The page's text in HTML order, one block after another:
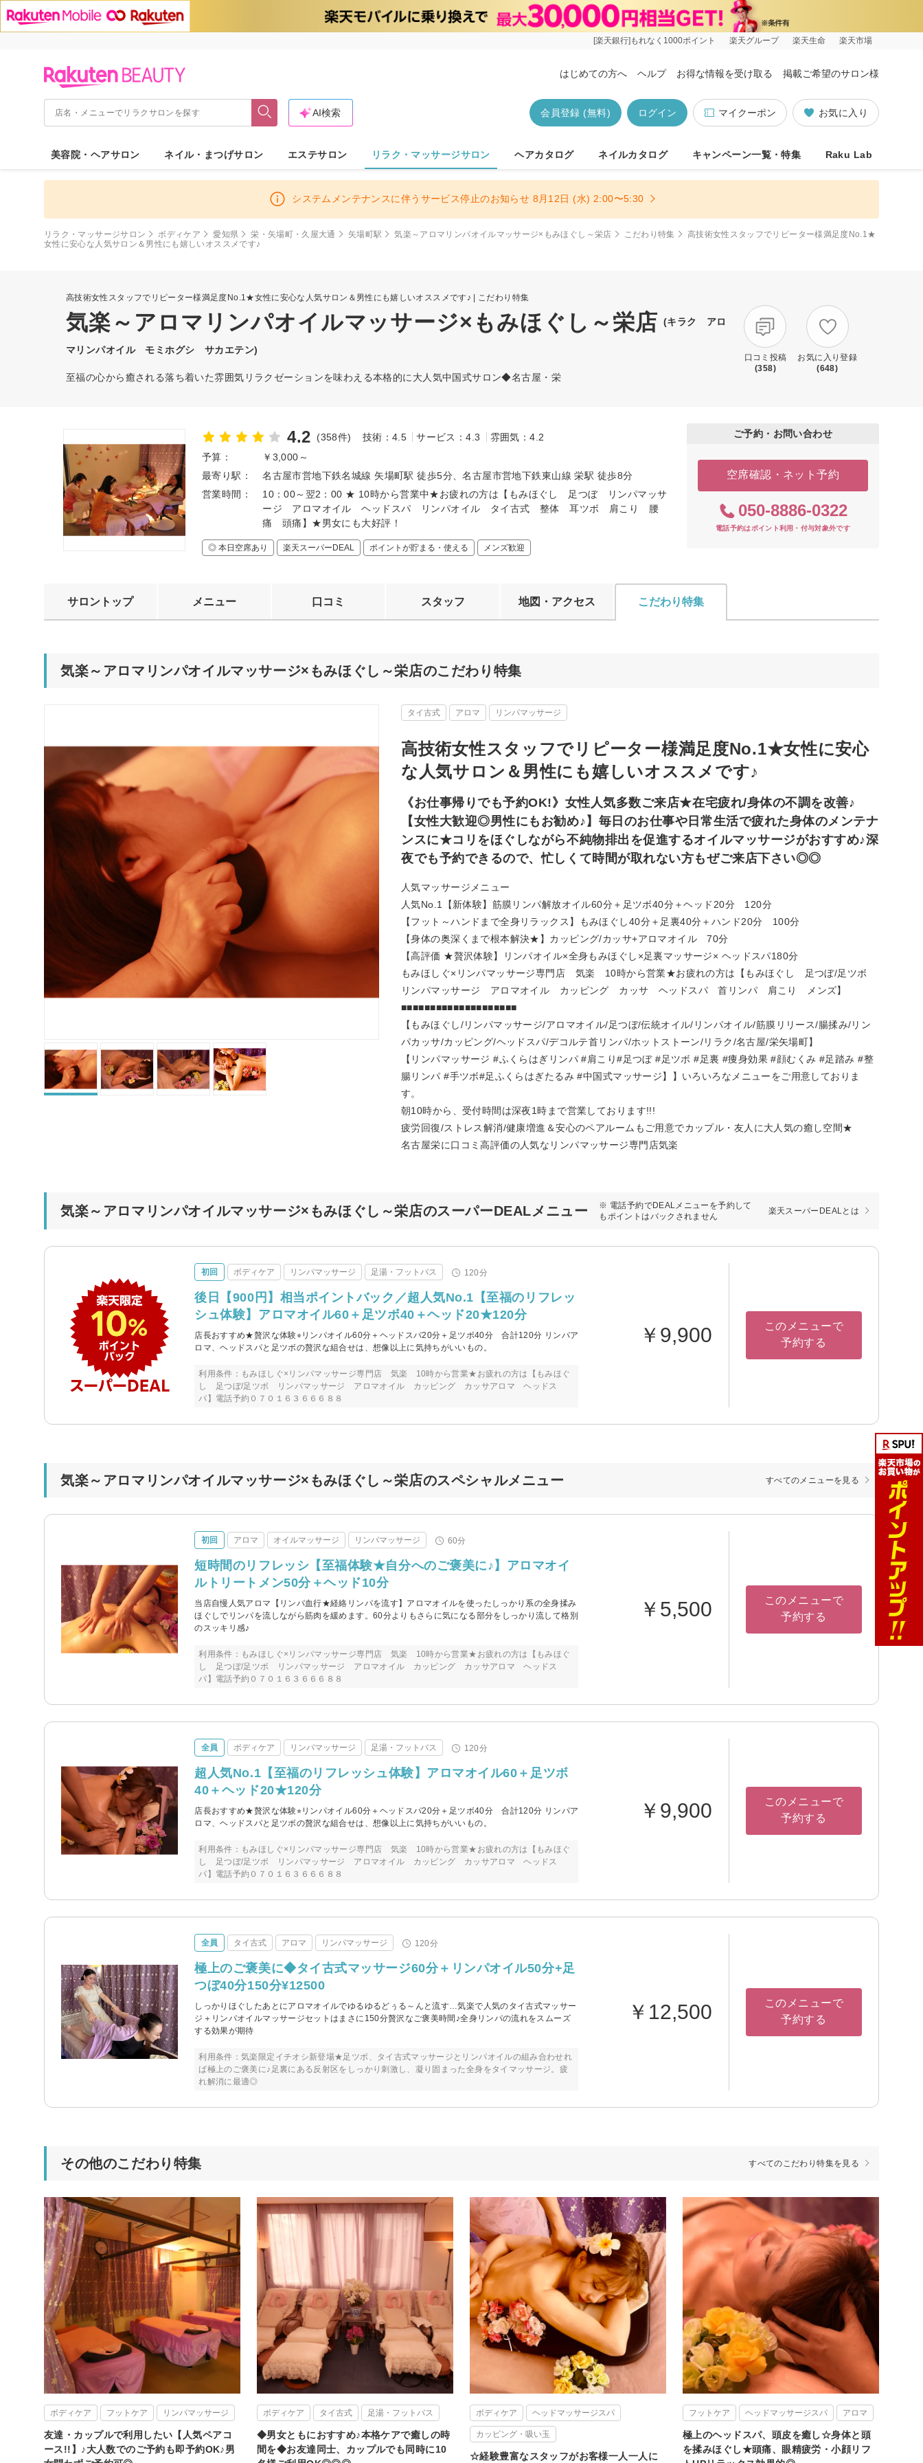
[楽天銀行]もれなく1000ポイント 楽天グループ 楽天生命 楽天市場
はじめての方へ ヘルプ お得な情報を受け取る 掲載ご希望のサロン様
お気に入り
マイクーポン
ログイン
会員登録 (無料)
AI検索
美容院・ヘアサロン ネイル・まつげサロン エステサロン リラク・マッサージサロン ヘアカタログ ネイルカタログ キャンペーン一覧・特集 Raku Lab
システムメンテナンスに伴うサービス停止のお知らせ 8月12日 (水) 2:00〜5:30
リラク・マッサージサロン ボディケア 愛知県 栄・矢場町・久屋大通 矢場町駅 気楽～アロマリンパオイルマッサージ×もみほぐし～栄店 こだわり特集
高技術女性スタッフでリピーター様満足度No.1★
女性に安心な人気サロン＆男性にも嬉しいオススメです♪
高技術女性スタッフでリピーター様満足度No.1★女性に安心な人気サロン＆男性にも嬉しいオススメです♪ | こだわり特集
気楽～アロマリンパオイルマッサージ×もみほぐし～栄店 (キラク アロ
マリンパオイル モミホグシ サカエテン)
至福の心から癒される落ち着いた雰囲気リラクゼーションを味わえる本格的に大人気中国式サロン◆名古屋・栄
口コミ投稿
(358)
お気に入り登録
(648)
4.2 (358件) 技術：4.5 サービス：4.3
雰囲気：4.2
予算：
￥3,000～
最寄り駅：
名古屋市営地下鉄名城線 矢場町駅 徒歩5分、名古屋市営地下鉄東山線 栄駅 徒歩8分
営業時間：
10：00～翌2：00 ★ 10時から営業中★お疲れの方は【もみほぐし 足つぼ リンパマッサ
ージ アロマオイル ヘッドスパ リンパオイル タイ古式 整体 耳ツボ 肩こり 腰
痛 頭痛】★男女にも大好評！
◎ 本日空席あり 楽天スーパーDEAL ポイントが貯まる・使える メンズ歓迎
ご予約・お問い合わせ
空席確認・ネット予約
050-8886-0322
電話予約はポイント利用・付与対象外です
サロントップ メニュー 口コミ スタッフ 地図・アクセス こだわり特集
気楽～アロマリンパオイルマッサージ×もみほぐし～栄店のこだわり特集
タイ古式 アロマ リンパマッサージ
高技術女性スタッフでリピーター様満足度No.1★女性に安心
な人気サロン＆男性にも嬉しいオススメです♪
《お仕事帰りでも予約OK!》女性人気多数ご来店★在宅疲れ/身体の不調を改善♪
【女性大歓迎◎男性にもお勧め♪】毎日のお仕事や日常生活で疲れた身体のメンテナ
ンスに★コリをほぐしながら不純物排出を促進するオイルマッサージがおすすめ♪深
夜でも予約できるので、忙しくて時間が取れない方もぜご来店下さい◎◎
人気マッサージメニュー
人気No.1【新体験】筋膜リンパ解放オイル60分＋足ツボ40分＋ヘッド20分 120分
【フット～ハンドまで全身リラックス】もみほぐし40分＋足裏40分＋ハンド20分 100分
【身体の奥深くまで根本解決★】カッピング/カッサ+アロマオイル 70分
【高評価 ★贅沢体験】リンパオイル×全身もみほぐし×足裏マッサージ× ヘッドスパ180分
もみほしぐ×リンパマッサージ専門店 気楽 10時から営業★お疲れの方は【もみほぐし 足つぼ/足ツボ
リンパマッサージ アロマオイル カッピング カッサ ヘッドスパ 首リンパ 肩こり メンズ】
■■■■■■■■■■■■■■■■■■■■
【もみほぐし/リンパマッサージ/アロマオイル/足つぼ/伝統オイル/リンパオイル/筋膜リリース/腸揉み/リン
パカッサ/カッピング/ヘッドスパ/デコルテ首リンパ/ホットストーン/リラク/名古屋/栄矢場町】
【リンパマッサージ #ふくらはぎリンパ #肩こり#足つぼ #足ツボ #足裏 #痩身効果 #顔むくみ #足踏み #整
腸リンパ #手ツボ#足ふくらはぎたるみ #中国式マッサージ】】いろいろなメニューをご用意しておりま
す。
朝10時から、受付時間は深夜1時まで営業しております!!!
疲労回復/ストレス解消/健康増進＆安心のペアルームもご用意でカップル・友人に大人気の癒し空間★
名古屋栄に口コミ高評価の人気なリンパマッサージ専門店気楽
気楽～アロマリンパオイルマッサージ×もみほぐし～栄店のスーパーDEALメニュー
※ 電話予約でDEALメニューを予約して
もポイントはバックされません
楽天スーパーDEALとは
初回 ボディケア リンパマッサージ 足湯・フットバス 120分
後日【900円】相当ポイントバック／超人気No.1【至福のリフレッ
シュ体験】アロマオイル60＋足ツボ40＋ヘッド20★120分
店長おすすめ★贅沢な体験⭐︎リンパオイル60分＋ヘッドスパ20分＋足ツボ40分 合計120分 リンパア
ロマ、ヘッドスパと足ツボの贅沢な組合せは、想像以上に気持ちがいいもの。
利用条件：もみほしぐ×リンパマッサージ専門店 気楽 10時から営業★お疲れの方は【もみほぐ
し 足つぼ/足ツボ リンパマッサージ アロマオイル カッピング カッサアロマ ヘッドス
パ】電話予約０７０１６３６６６８８
￥9,900
このメニューで
予約する
気楽～アロマリンパオイルマッサージ×もみほぐし～栄店のスペシャルメニュー すべてのメニューを見る
初回 アロマ オイルマッサージ リンパマッサージ 60分
短時間のリフレッシ【至福体験★自分へのご褒美に♪】アロマオイ
ルトリートメン50分＋ヘッド10分
当店自慢人気アロマ【リンパ血行★経絡リンパを流す】アロマオイルを使ったしっかり系の全身揉み
ほぐしでリンパを流しながら筋肉を緩めます。60分よりもさらに気になる部分をしっかり流して格別
のスッキリ感♪
利用条件：もみほしぐ×リンパマッサージ専門店 気楽 10時から営業★お疲れの方は【もみほぐ
し 足つぼ/足ツボ リンパマッサージ アロマオイル カッピング カッサアロマ ヘッドス
パ】電話予約０７０１６３６６６８８
￥5,500
このメニューで
予約する
全員 ボディケア リンパマッサージ 足湯・フットバス 120分
超人気No.1【至福のリフレッシュ体験】アロマオイル60＋足ツボ
40＋ヘッド20★120分
店長おすすめ★贅沢な体験⭐︎リンパオイル60分＋ヘッドスパ20分＋足ツボ40分 合計120分 リンパア
ロマ、ヘッドスパと足ツボの贅沢な組合せは、想像以上に気持ちがいいもの。
利用条件：もみほしぐ×リンパマッサージ専門店 気楽 10時から営業★お疲れの方は【もみほぐ
し 足つぼ/足ツボ リンパマッサージ アロマオイル カッピング カッサアロマ ヘッドス
パ】電話予約０７０１６３６６６８８
￥9,900
このメニューで
予約する
全員 タイ古式 アロマ リンパマッサージ 120分
極上のご褒美に◆タイ古式マッサージ60分＋リンパオイル50分+足
つぼ40分150分¥12500
しっかりほぐしたあとにアロマオイルでゆるゆるどぅる～んと流す…気楽で人気のタイ古式マッサー
ジ＋リンパオイルマッサージセットはまさに150分贅沢なご褒美時間♪全身リンパの流れをスムーズ
する効果が期待
利用条件：気楽限定イチオシ新登場★足ツボ、タイ古式マッサージとリンパオイルの組み合わせれ
ば極上のご褒美に♪足裏にある反射区をしっかり刺激し、凝り固まった全身をタイマッサージ。疲
れ解消に最適◎
￥12,500
このメニューで
予約する
その他のこだわり特集 すべてのこだわり特集を見る
ボディケア フットケア リンパマッサージ
友達・カップルで利用したい【人気ペアコ
ース!!】♪大人数でのご予約も即予約OK♪男
ボディケア タイ古式 足湯・フットバス
◆男女ともにおすすめ♪本格ケアで癒しの時
間を◆お友達同士、カップルでも同時に10
ボディケア ヘッドマッサージスパ
カッピング・吸い玉
☆経験豊富なスタッフがお客様一人一人に
フットケア ヘッドマッサージスパ アロマ
極上のヘッドスパ、頭皮を癒し☆身体と頭
を揉みほぐし★頭痛、眼精疲労・小顔リフ